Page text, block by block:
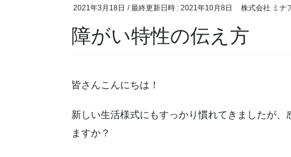
2021年3月18日 / 最終更新日時 : 2021年10月8日 株式会社 ミナ
障がい特性の伝え方
皆さんこんにちは！
新しい生活様式にもすっかり慣れてきましたが
ますか？